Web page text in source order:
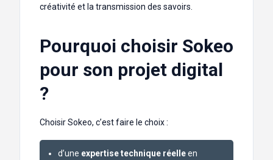
créativité et la transmission des savoirs.
Pourquoi choisir Sokeo
pour son projet digital
?
Choisir Sokeo, c’est faire le choix :
d’une expertise technique réelleen